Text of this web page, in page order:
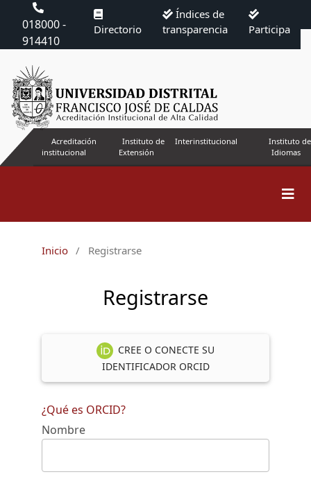
018000 -
914410
Directorio
Índices de
transparencia
Participa
Acreditación
institucional
Instituto de
Extensión
Interinstitucional
Instituto de
Idiomas
Inicio / Registrarse
Registrarse
IDENTIFICADOR ORCID
¿Qué es ORCID?
Nombre